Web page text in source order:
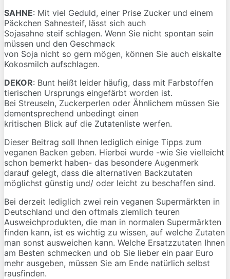
SAHNE: Mit viel Geduld, einer Prise Zucker und einem
Päckchen Sahnesteif, lässt sich auch
Sojasahne steif schlagen. Wenn Sie nicht spontan sein
müssen und den Geschmack
von Soja nicht so gern mögen, können Sie auch eiskalte
Kokosmilch aufschlagen.
DEKOR: Bunt heißt leider häufig, dass mit Farbstoffen
tierischen Ursprungs eingefärbt worden ist.
Bei Streuseln, Zuckerperlen oder Ähnlichem müssen Sie
dementsprechend unbedingt einen
kritischen Blick auf die Zutatenliste werfen.
Dieser Beitrag soll Ihnen lediglich einige Tipps zum
veganen Backen geben. Hierbei wurde -wie Sie vielleicht
schon bemerkt haben- das besondere Augenmerk
darauf gelegt, dass die alternativen Backzutaten
möglichst günstig und/ oder leicht zu beschaffen sind.
Bei derzeit lediglich zwei rein veganen Supermärkten in
Deutschland und den oftmals ziemlich teuren
Ausweichprodukten, die man in normalen Supermärkten
finden kann, ist es wichtig zu wissen, auf welche Zutaten
man sonst ausweichen kann. Welche Ersatzzutaten Ihnen
am Besten schmecken und ob Sie lieber ein paar Euro
mehr ausgeben, müssen Sie am Ende natürlich selbst
rausfinden.